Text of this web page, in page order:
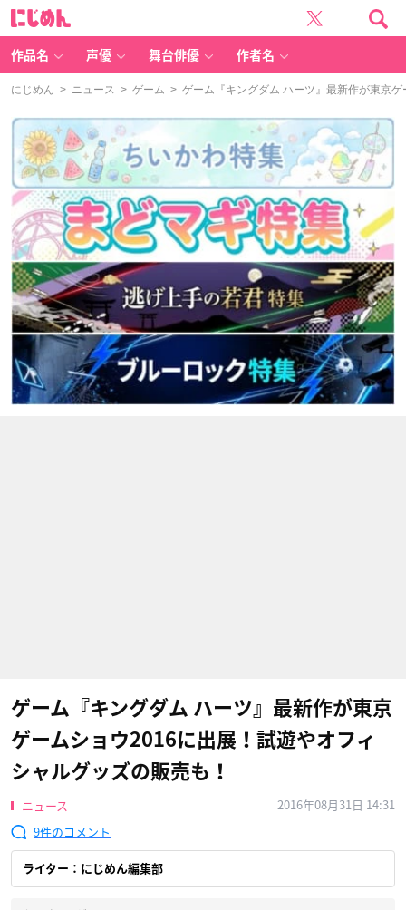
作品名 声優 舞台俳優 作者名
にじめん > ニュース > ゲーム > ゲーム『キングダム ハーツ』最新作が東京
ゲーム『キングダム ハーツ』最新作が東京
ゲームショウ2016に出展！試遊やオフィ
シャルグッズの販売も！
ニュース
2016年08月31日 14:31
9
ライター：にじめん編集部